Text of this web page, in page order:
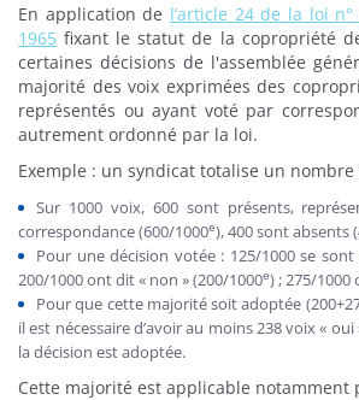
En application de l’article 24 de la loi
1965 fixant le statut de la copropriété
certaines décisions de l'assemblée
majorité des voix exprimées des
représentés ou ayant voté par
autrement ordonné par la loi.
Exemple : un syndicat totalise un nombre
Sur 1000 voix, 600 sont présents,
correspondance (600/1000e), 400 sont absents
Pour une décision votée : 125/1000 se sont
200/1000 ont dit « non » (200/1000e) ; 275/1000
Pour que cette majorité soit adoptée
il est nécessaire d’avoir au moins 238 voix «
la décision est adoptée.
Cette majorité est applicable notamment